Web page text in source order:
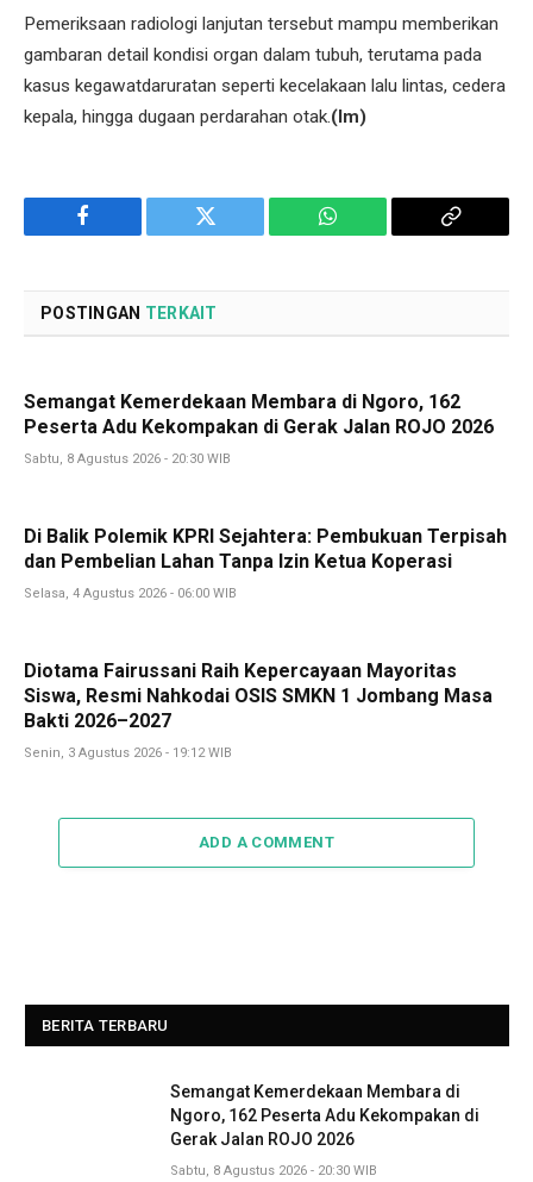
Pemeriksaan radiologi lanjutan tersebut mampu memberikan
gambaran detail kondisi organ dalam tubuh, terutama pada
kasus kegawatdaruratan seperti kecelakaan lalu lintas, cedera
kepala, hingga dugaan perdarahan otak.(Im)
Facebook Twitter WhatsApp
Copy
POSTINGAN TERKAIT
Semangat Kemerdekaan Membara di Ngoro, 162
Peserta Adu Kekompakan di Gerak Jalan ROJO 2026
Sabtu, 8 Agustus 2026 - 20:30 WIB
Di Balik Polemik KPRI Sejahtera: Pembukuan Terpisah
dan Pembelian Lahan Tanpa Izin Ketua Koperasi
Selasa, 4 Agustus 2026 - 06:00 WIB
Diotama Fairussani Raih Kepercayaan Mayoritas
Siswa, Resmi Nahkodai OSIS SMKN 1 Jombang Masa
Bakti 2026–2027
Senin, 3 Agustus 2026 - 19:12 WIB
ADD A COMMENT
BERITA TERBARU
Semangat Kemerdekaan Membara di
Ngoro, 162 Peserta Adu Kekompakan di
Gerak Jalan ROJO 2026
Sabtu, 8 Agustus 2026 - 20:30 WIB